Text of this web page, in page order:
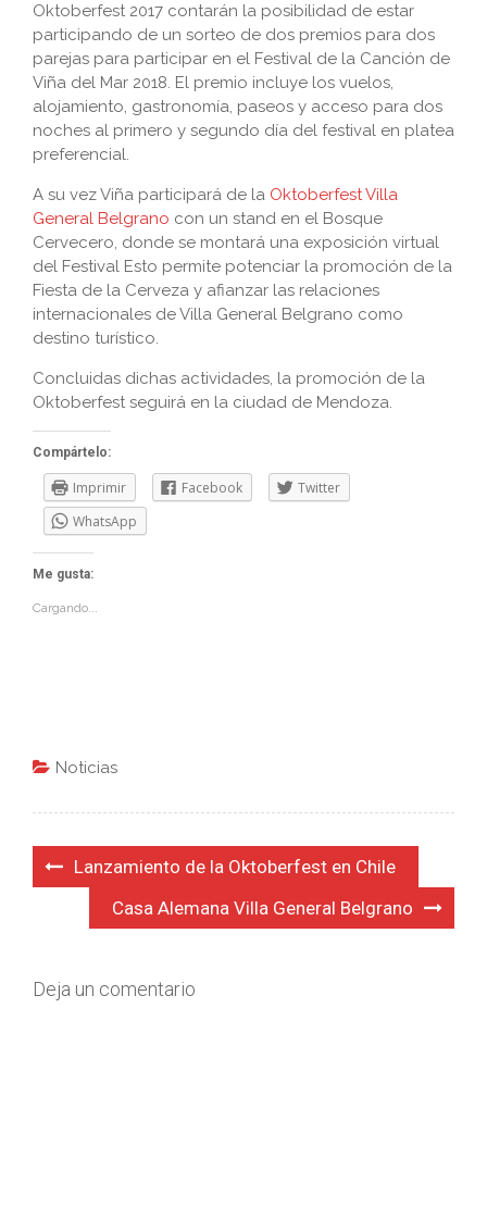
Oktoberfest 2017 contarán la posibilidad de estar
participando de un sorteo de dos premios para dos
parejas para participar en el Festival de la Canción de
Viña del Mar 2018. El premio incluye los vuelos,
alojamiento, gastronomía, paseos y acceso para dos
noches al primero y segundo día del festival en platea
preferencial.
A su vez Viña participará de la Oktoberfest Villa
General Belgrano con un stand en el Bosque
Cervecero, donde se montará una exposición virtual
del Festival Esto permite potenciar la promoción de la
Fiesta de la Cerveza y afianzar las relaciones
internacionales de Villa General Belgrano como
destino turístico.
Concluidas dichas actividades, la promoción de la
Oktoberfest seguirá en la ciudad de Mendoza.
Compártelo:
Imprimir Facebook
Twitter
WhatsApp
Me gusta:
Cargando...
Noticias
Navegación
de
entradas
Lanzamiento de la Oktoberfest en Chile
Casa Alemana Villa General Belgrano
Deja un comentario